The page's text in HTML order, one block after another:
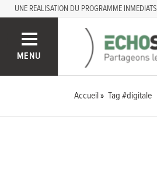
UNE REALISATION DU PROGRAMME INMEDIATS
MENU
Accueil Tag #digitale